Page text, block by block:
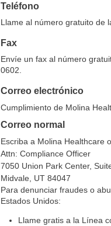
Teléfono
Llame al número gratuito de
Fax
Envíe un fax al número
0602.
Correo electrónico
Cumplimiento de Molina
Correo normal
Escriba a Molina Healthcare
Attn: Compliance Officer
7050 Union Park Center,
Midvale, UT 84047
Para denunciar fraudes o
Estados Unidos:
Llame gratis a la Línea